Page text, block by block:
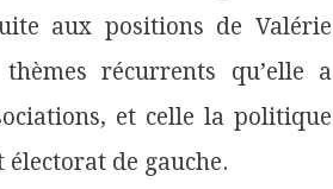
aux positions de Valérie
récurrents qu’elle a
et celle la politique
de gauche.